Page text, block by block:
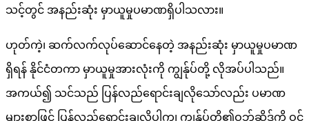
သင့်တွင် အနည်းဆုံး မှာယူမှုပမာဏရှိပါသလား။
ဟုတ်ကဲ့၊ ဆက်လက်လုပ်ဆောင်နေတဲ့ အနည်းဆုံး မှာယူမှုပမာဏ
ရှိရန် နိုင်ငံတကာ မှာယူမှုအားလုံးကို ကျွန်ုပ်တို့ လိုအပ်ပါသည်။
အကယ်၍ သင်သည် ပြန်လည်ရောင်းချလိုသော်လည်း ပမာဏ
များစွာဖြင့် ပြန်လည်ရောင်းချလိုပါက၊ ကျွန်ုပ်တို့၏ဝဘ်ဆိုဒ်ကို ဝင်